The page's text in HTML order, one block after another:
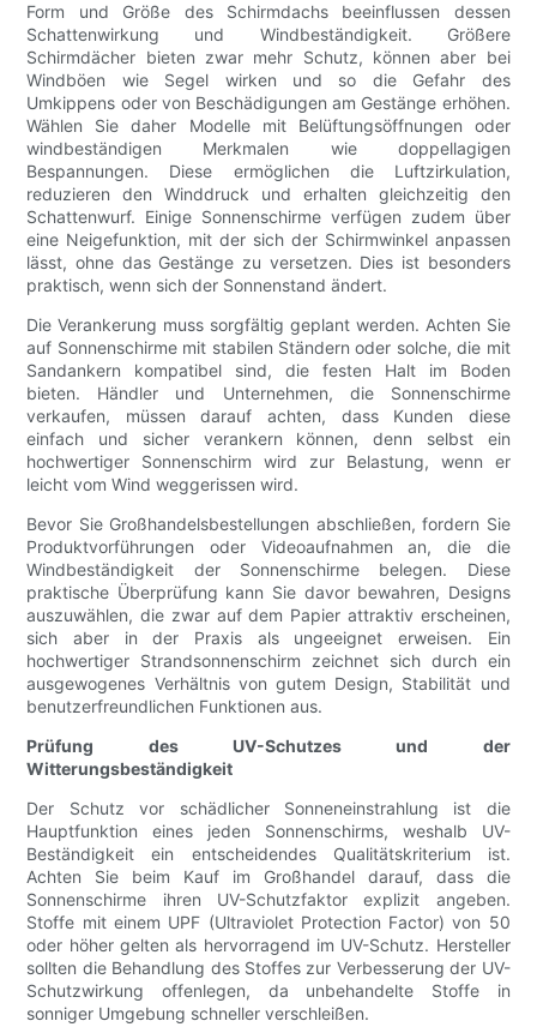
Form und Größe des Schirmdachs beeinflussen dessen
Schattenwirkung und Windbeständigkeit. Größere
Schirmdächer bieten zwar mehr Schutz, können aber bei
Windböen wie Segel wirken und so die Gefahr des
Umkippens oder von Beschädigungen am Gestänge erhöhen.
Wählen Sie daher Modelle mit Belüftungsöffnungen oder
windbeständigen Merkmalen wie doppellagigen
Bespannungen. Diese ermöglichen die Luftzirkulation,
reduzieren den Winddruck und erhalten gleichzeitig den
Schattenwurf. Einige Sonnenschirme verfügen zudem über
eine Neigefunktion, mit der sich der Schirmwinkel anpassen
lässt, ohne das Gestänge zu versetzen. Dies ist besonders
praktisch, wenn sich der Sonnenstand ändert.
Die Verankerung muss sorgfältig geplant werden. Achten Sie
auf Sonnenschirme mit stabilen Ständern oder solche, die mit
Sandankern kompatibel sind, die festen Halt im Boden
bieten. Händler und Unternehmen, die Sonnenschirme
verkaufen, müssen darauf achten, dass Kunden diese
einfach und sicher verankern können, denn selbst ein
hochwertiger Sonnenschirm wird zur Belastung, wenn er
leicht vom Wind weggerissen wird.
Bevor Sie Großhandelsbestellungen abschließen, fordern Sie
Produktvorführungen oder Videoaufnahmen an, die die
Windbeständigkeit der Sonnenschirme belegen. Diese
praktische Überprüfung kann Sie davor bewahren, Designs
auszuwählen, die zwar auf dem Papier attraktiv erscheinen,
sich aber in der Praxis als ungeeignet erweisen. Ein
hochwertiger Strandsonnenschirm zeichnet sich durch ein
ausgewogenes Verhältnis von gutem Design, Stabilität und
benutzerfreundlichen Funktionen aus.
Prüfung des UV-Schutzes und der
Witterungsbeständigkeit
Der Schutz vor schädlicher Sonneneinstrahlung ist die
Hauptfunktion eines jeden Sonnenschirms, weshalb UV-
Beständigkeit ein entscheidendes Qualitätskriterium ist.
Achten Sie beim Kauf im Großhandel darauf, dass die
Sonnenschirme ihren UV-Schutzfaktor explizit angeben.
Stoffe mit einem UPF (Ultraviolet Protection Factor) von 50
oder höher gelten als hervorragend im UV-Schutz. Hersteller
sollten die Behandlung des Stoffes zur Verbesserung der UV-
Schutzwirkung offenlegen, da unbehandelte Stoffe in
sonniger Umgebung schneller verschleißen.